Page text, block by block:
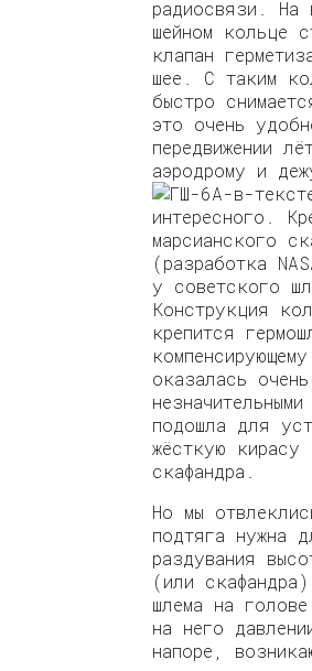
радиосвязи. На
шейном кольце
клапан
шее. С таким
быстро
это очень
передвижении
аэродрому и
интересного.
марсианского
(разработка
у советского
Конструкция
крепится
оказалась
подошла для
жёсткую кирасу
скафандра.
Но мы
подтяга нужна
раздувания
(или
шлема на
на него
напоре,